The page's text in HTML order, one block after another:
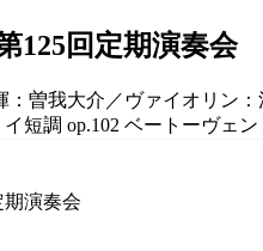
125回定期演奏会
曽我大介／ヴァイオリン
短調 op.102 ベートーヴェ